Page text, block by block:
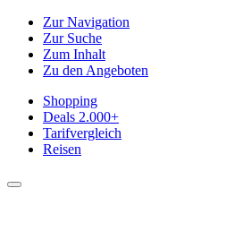
Zur Navigation
Zur Suche
Zum Inhalt
Zu den Angeboten
Shopping
Deals 2.000+
Tarifvergleich
Reisen